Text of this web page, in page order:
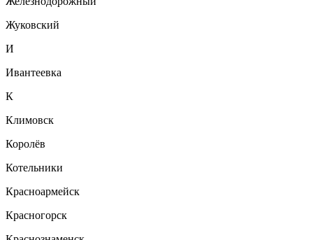
Жуковский
И
Ивантеевка
К
Климовск
Королёв
Котельники
Красноармейск
Красногорск